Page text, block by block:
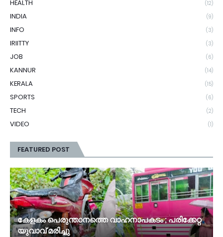
HEALTH (12)
INDIA (9)
INFO (3)
IRIITTY (3)
JOB (6)
KANNUR (14)
KERALA (15)
SPORTS (6)
TECH (2)
VIDEO (1)
FEATURED POST
കേളകം പെരുന്താനത്തെ വാഹനാപകടം ; പരിക്കേറ്റ
യുവാവ് മരിച്ചു